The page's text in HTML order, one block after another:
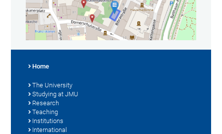
Home
The University
Studying at JMU
Research
Teaching
Institutions
International